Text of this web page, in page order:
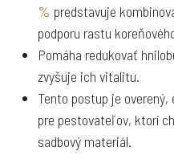
% predstavuje
podporu rastu
Pomáha redukovať
zvyšuje ich vitalitu.
Tento postup je
pre pestovateľov, ktorí
sadbový materiál.